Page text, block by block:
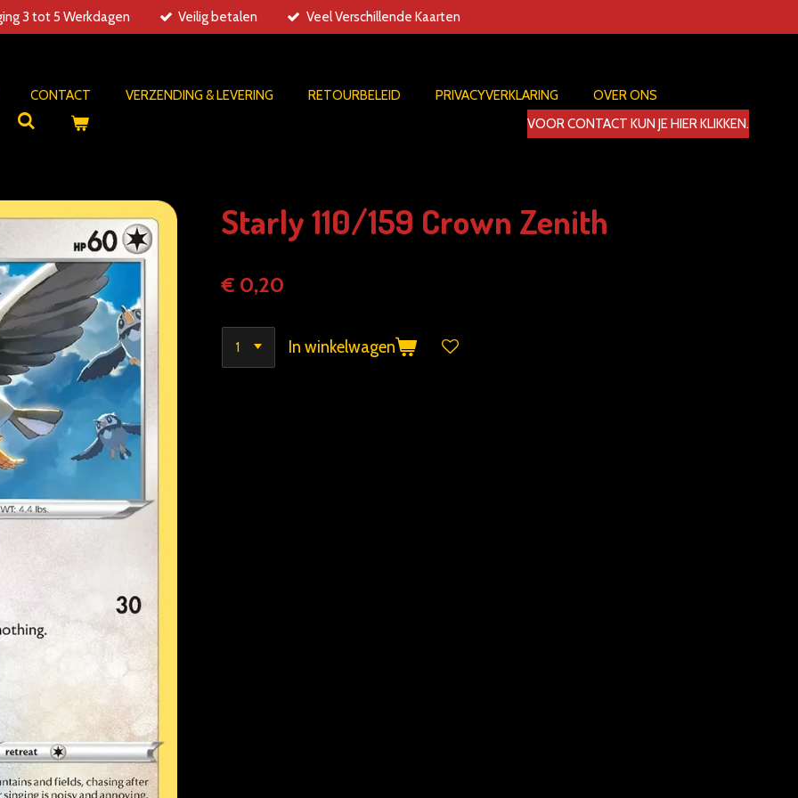
3 tot 5 Werkdagen Veilig betalen Veel Verschillende Kaarten
CONTACT VERZENDING & LEVERING RETOURBELEID PRIVACYVERKLARING
OVER ONS
VOOR CONTACT KUN JE HIER KLIKKEN.
Starly 110/159 Crown Zenith
€ 0,20
In winkelwagen